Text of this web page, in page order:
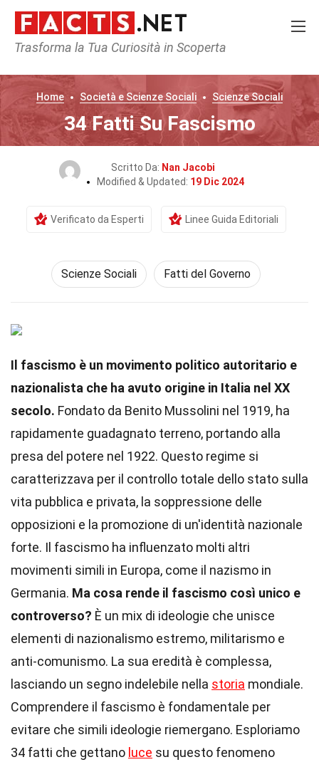
Trasforma la Tua Curiosità in Scoperta
Home Società e Scienze Sociali Scienze Sociali
34 Fatti Su Fascismo
Scritto Da: Nan Jacobi
Modified & Updated: 19 Dic 2024
Verificato da Esperti Linee Guida Editoriali
Scienze Sociali Fatti del Governo
Il fascismo è un movimento politico autoritario e
nazionalista che ha avuto origine in Italia nel XX
secolo. Fondato da Benito Mussolini nel 1919, ha
rapidamente guadagnato terreno, portando alla
presa del potere nel 1922. Questo regime si
caratterizzava per il controllo totale dello stato sulla
vita pubblica e privata, la soppressione delle
opposizioni e la promozione di un'identità nazionale
forte. Il fascismo ha influenzato molti altri
movimenti simili in Europa, come il nazismo in
Germania. Ma cosa rende il fascismo così unico e
controverso? È un mix di ideologie che unisce
elementi di nazionalismo estremo, militarismo e
anti-comunismo. La sua eredità è complessa,
lasciando un segno indelebile nella storia mondiale.
Comprendere il fascismo è fondamentale per
evitare che simili ideologie riemergano. Esploriamo
34 fatti che gettano luce su questo fenomeno